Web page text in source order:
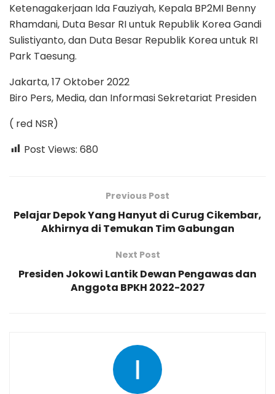
Ketenagakerjaan Ida Fauziyah, Kepala BP2MI Benny
Rhamdani, Duta Besar RI untuk Republik Korea Gandi
Sulistiyanto, dan Duta Besar Republik Korea untuk RI
Park Taesung.
Jakarta, 17 Oktober 2022
Biro Pers, Media, dan Informasi Sekretariat Presiden
( red NSR)
Post Views: 680
Previous Post
Pelajar Depok Yang Hanyut di Curug Cikembar,
Akhirnya di Temukan Tim Gabungan
Next Post
Presiden Jokowi Lantik Dewan Pengawas dan
Anggota BPKH 2022-2027